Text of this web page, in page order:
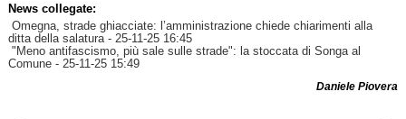
News collegate:
Omegna, strade ghiacciate: l’amministrazione chiede chiarimenti alla
ditta della salatura- 25-11-25 16:45
"Meno antifascismo, più sale sulle strade": la stoccata di Songa al
Comune- 25-11-25 15:49
Daniele Piovera